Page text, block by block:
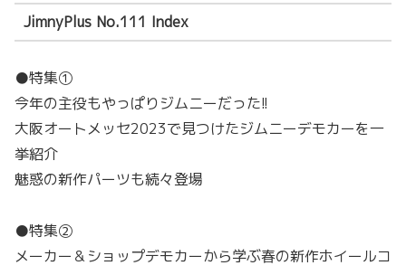
JimnyPlus No.111 Index
●特集①
今年の主役もやっぱりジムニーだった!!
大阪オートメッセ2023で見つけたジムニーデモカーを一
挙紹介
魅惑の新作パーツも続々登場
●特集②
メーカー＆ショップデモカーから学ぶ春の新作ホイールコ